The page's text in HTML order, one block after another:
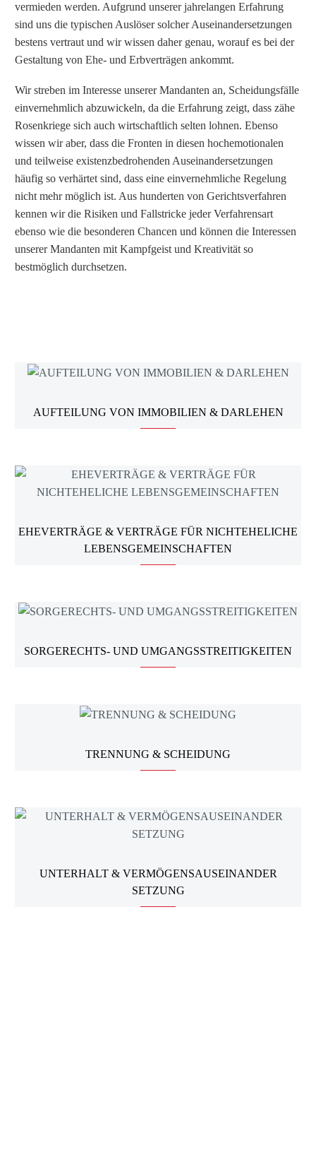
vermieden werden. Aufgrund unserer jahrelangen Erfahrung
sind uns die typischen Auslöser solcher Auseinandersetzungen
bestens vertraut und wir wissen daher genau, worauf es bei der
Gestaltung von Ehe- und Erbverträgen ankommt.
Wir streben im Interesse unserer Mandanten an, Scheidungsfälle
einvernehmlich abzuwickeln, da die Erfahrung zeigt, dass zähe
Rosenkriege sich auch wirtschaftlich selten lohnen. Ebenso
wissen wir aber, dass die Fronten in diesen hochemotionalen
und teilweise existenzbedrohenden Auseinandersetzungen
häufig so verhärtet sind, dass eine einvernehmliche Regelung
nicht mehr möglich ist. Aus hunderten von Gerichtsverfahren
kennen wir die Risiken und Fallstricke jeder Verfahrensart
ebenso wie die besonderen Chancen und können die Interessen
unserer Mandanten mit Kampfgeist und Kreativität so
bestmöglich durchsetzen.
AUFTEILUNG VON IMMOBILIEN & DARLEHEN
EHEVERTRÄGE & VERTRÄGE FÜR NICHTEHELICHE
LEBENSGEMEINSCHAFTEN
SORGERECHTS- UND UMGANGSSTREITIGKEITEN
TRENNUNG & SCHEIDUNG
UNTERHALT & VERMÖGENSAUSEINANDER
SETZUNG